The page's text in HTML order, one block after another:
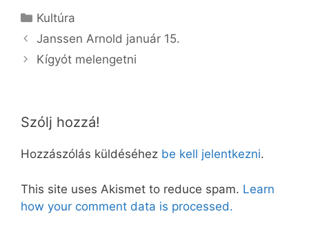
Kategória
Kultúra
Janssen Arnold január 15.
Kígyót melengetni
Szólj hozzá!
Hozzászólás küldéséhez be kell jelentkezni.
This site uses Akismet to reduce spam. Learn
how your comment data is processed.